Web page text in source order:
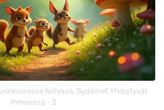
Niityssä, Sydämet Yhdistyvät
Ihmeessä - 2